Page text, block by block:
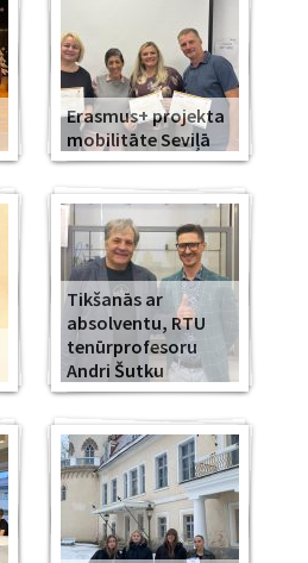
Erasmus+ projekta
mobilitāte Seviļā
Tikšanās ar
absolventu, RTU
tenūrprofesoru
Andri Šutku